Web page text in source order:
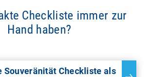
Checkliste immer zur
Hand haben?
Souveränität Checkliste als